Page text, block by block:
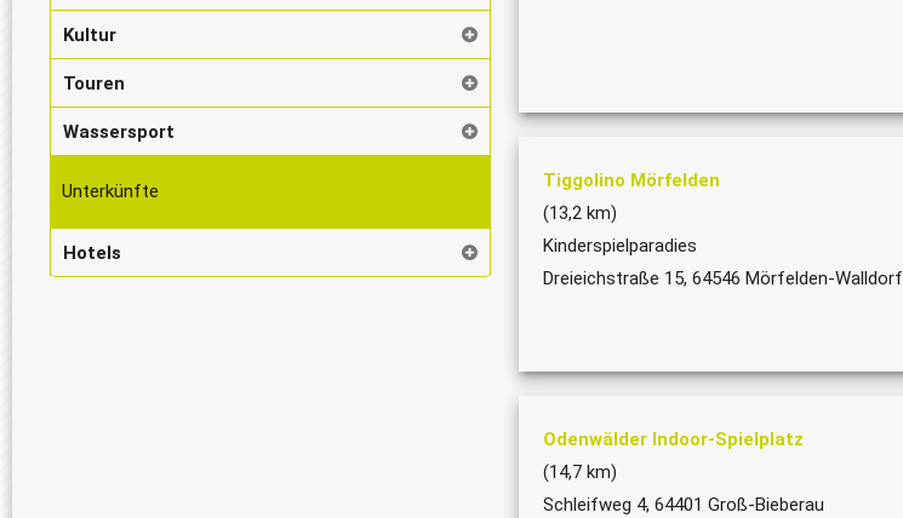
Kultur
Touren
Wassersport
Unterkünfte
Hotels
Tiggolino Mörfelden
(13,2 km)
Kinderspielparadies
Dreieichstraße 15, 64546 Mörfelden-Walldorf
Odenwälder Indoor-Spielplatz
(14,7 km)
Schleifweg 4, 64401 Groß-Bieberau